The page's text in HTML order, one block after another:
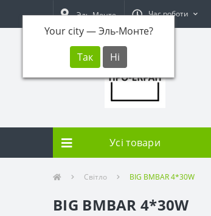
Эль-Монте
Your city —Эль-Монте?
Час роботи
Усі товари
Світло BIG BMBAR 4*30W
BIG BMBAR 4*30W